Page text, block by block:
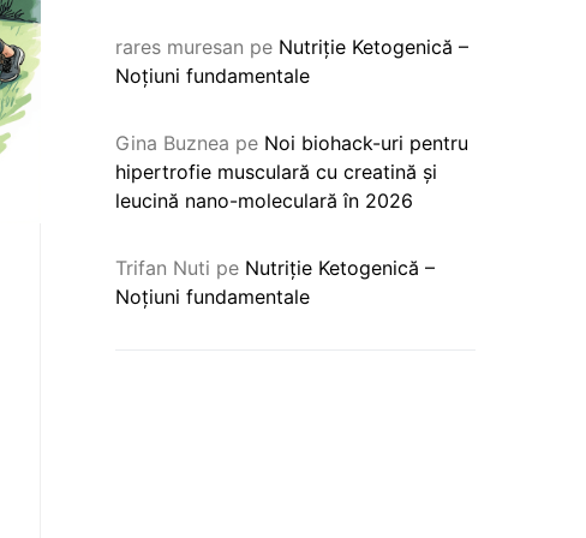
rares muresan pe Nutriție Ketogenică –
Noțiuni fundamentale
Gina Buznea pe Noi biohack-uri pentru
hipertrofie musculară cu creatină și
leucină nano-moleculară în 2026
Trifan Nuti pe Nutriție Ketogenică –
Noțiuni fundamentale